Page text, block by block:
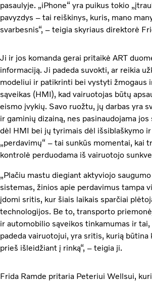
pasaulyje. „iPhone“ yra puikus tokio
pavyzdys – tai reiškinys, kuris, mano
svarbesnis“, – teigia skyriaus direktorė
Ji ir jos komanda gerai pritaikė ART
informaciją. Ji padeda suvokti, ar reikia
modeliui ir patikrinti bei vystyti žmogaus
sąveikas (HMI), kad vairuotojas būtų
eismo įvykių. Savo ruožtu, jų darbas yra
ir gaminių dizainą, nes pasinaudojama
dėl HMI bei jų tyrimais dėl išsiblaškymo
„perdavimų“ – tai sunkūs momentai, kai
kontrolė perduodama iš vairuotojo
„Plačiu mastu diegiant aktyviojo
sistemas, žinios apie perdavimus tampa
įdomi sritis, kur šiais laikais sparčiai
technologijos. Be to, transporto
ir automobilio sąveikos tinkamumas ir
padeda vairuotojui, yra sritis, kurią
prieš išleidžiant į rinką“, – teigia ji.
Frida Ramde pritaria Peteriui Wellsui,